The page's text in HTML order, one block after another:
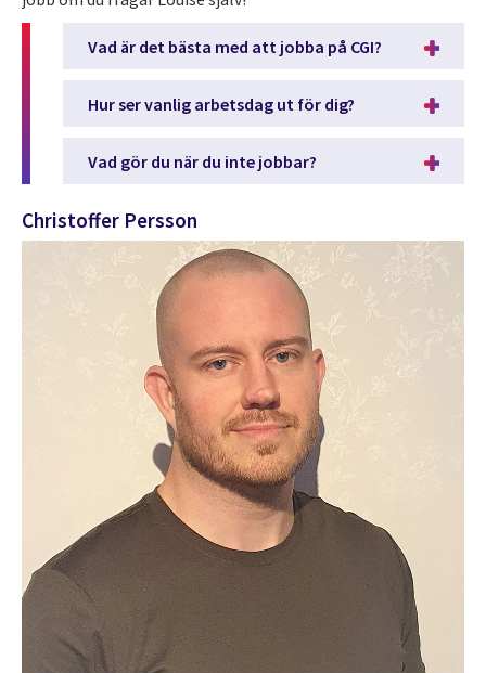
Vad är det bästa med att jobba på CGI?
Hur ser vanlig arbetsdag ut för dig?
Vad gör du när du inte jobbar?
Christoffer Persson